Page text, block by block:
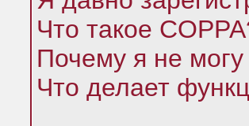
Что такое
Почему я не могу
Что делает